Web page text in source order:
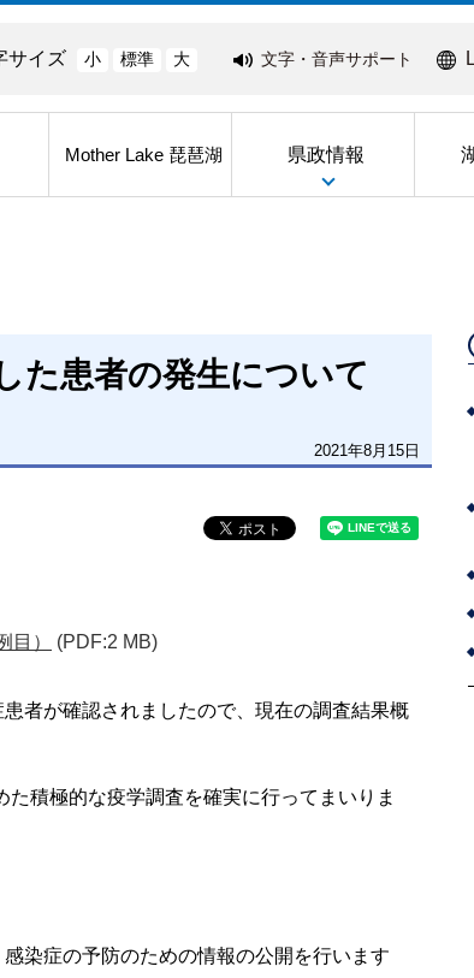
サイズ 小 標準 大 文字・音声サポート
Mother Lake 琵琶湖 県政情報
た患者の発生について
2021年8月15日
目） (PDF:2 MB)
者が確認されましたので、現在の調査結果概
積極的な疫学調査を確実に行ってまいりま
染症の予防のための情報の公開を行います